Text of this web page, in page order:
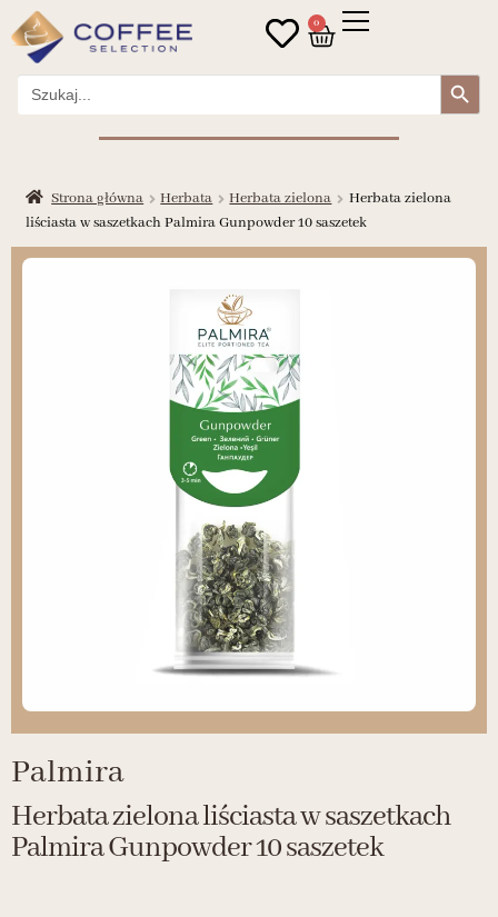
0
Search
for:
Search Button
Strona główna Herbata Herbata zielona
Herbata zielona
liściasta w saszetkach Palmira Gunpowder 10 saszetek
Palmira
Herbata zielona liściasta w saszetkach
Palmira Gunpowder 10 saszetek